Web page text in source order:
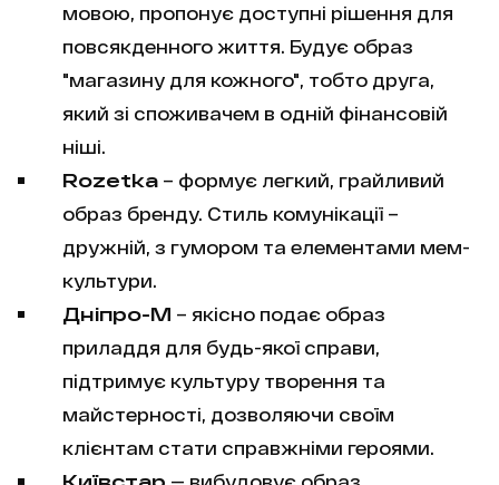
мовою, пропонує доступні рішення для
повсякденного життя. Будує образ
"магазину для кожного", тобто друга,
який зі споживачем в одній фінансовій
ніші.
Rozetka – формує легкий, грайливий
образ бренду. Стиль комунікації –
дружній, з гумором та елементами мем-
культури.
Дніпро-М – якісно подає образ
приладдя для будь-якої справи,
підтримує культуру творення та
майстерності, дозволяючи своїм
клієнтам стати справжніми героями.